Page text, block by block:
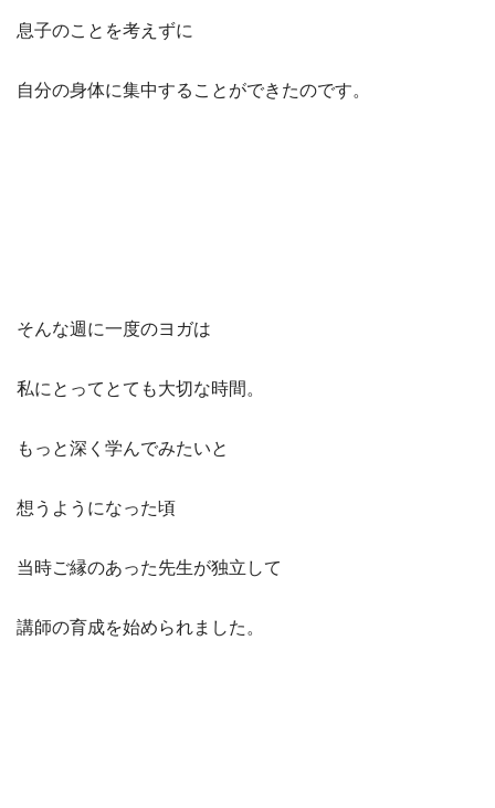
息子のことを考えずに
自分の身体に集中することができたのです。
そんな週に一度のヨガは
私にとってとても大切な時間。
もっと深く学んでみたいと
想うようになった頃
当時ご縁のあった先生が独立して
講師の育成を始められました。